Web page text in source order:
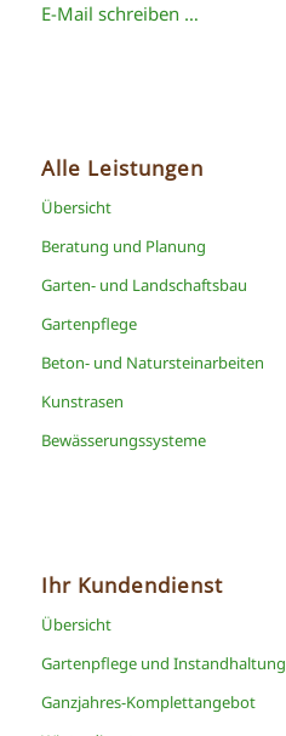
E-Mail schreiben …
Alle Leistungen
Übersicht
Beratung und Planung
Garten- und Landschaftsbau
Gartenpflege
Beton- und Natursteinarbeiten
Kunstrasen
Bewässerungssysteme
Ihr Kundendienst
Übersicht
Gartenpflege und Instandhaltung
Ganzjahres-Komplettangebot